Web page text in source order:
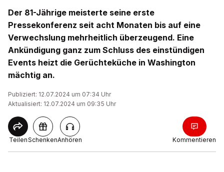
Der 81-Jährige meisterte seine erste
Pressekonferenz seit acht Monaten bis auf eine
Verwechslung mehrheitlich überzeugend. Eine
Ankündigung ganz zum Schluss des einstündigen
Events heizt die Gerüchteküche in Washington
mächtig an.
Publiziert: 12.07.2024 um 07:34 Uhr
Aktualisiert: 12.07.2024 um 09:35 Uhr
TeilenSchenkenAnhören Kommentieren